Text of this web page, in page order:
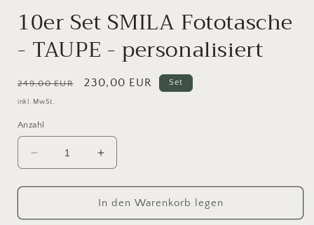
10er Set SMILA Fototasche
- TAUPE - personalisiert
Normaler
Preis
249,00 EUR Verkaufspreis
230,00 EUR Set
inkl. MwSt.
Anzahl
Verringere
die
Menge
10er
Erhöhe
die
Menge
für
10er
In den Warenkorb legen